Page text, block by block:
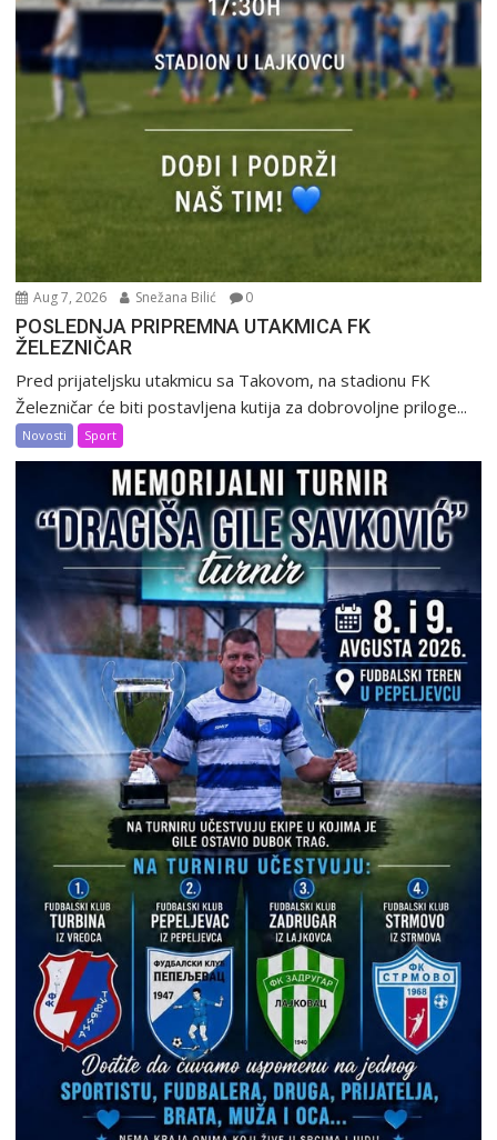
Aug 7, 2026 Snežana Bilić 0
POSLEDNJA PRIPREMNA UTAKMICA FK
ŽELEZNIČAR
Pred prijateljsku utakmicu sa Takovom, na stadionu FK
Železničar će biti postavljena kutija za dobrovoljne priloge...
Novosti Sport